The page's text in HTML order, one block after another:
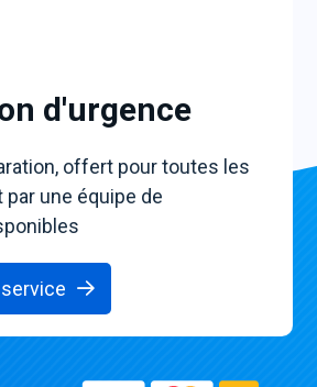
d'urgence
offert pour toutes les
une équipe de